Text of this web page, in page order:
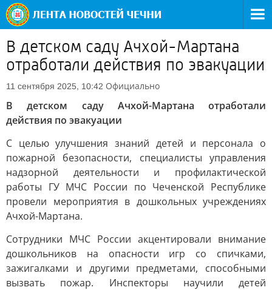
В детском саду Ачхой-Мартана
отработали действия по эвакуации
11 сентября 2025, 10:42 Официально
В детском саду Ачхой-Мартана отработали
действия по эвакуации
С целью улучшения знаний детей и персонала о
пожарной безопасности, специалисты управления
надзорной деятельности и профилактической
работы ГУ МЧС России по Чеченской Республике
провели мероприятия в дошкольных учреждениях
Ачхой-Мартана.
Сотрудники МЧС России акцентировали внимание
дошкольников на опасности игр со спичками,
зажигалками и другими предметами, способными
вызвать пожар. Инспекторы научили детей